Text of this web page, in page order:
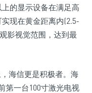
的显示设备在满足高
现在黄金距离内(2.5-
影视觉范围，达到最
海信更是积极者。海
第一台100寸激光电视